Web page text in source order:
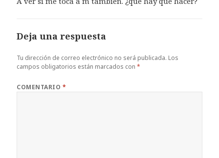
Deja una respuesta
Tu dirección de correo electrónico no será publicada. Los
campos obligatorios están marcados con*
COMENTARIO *